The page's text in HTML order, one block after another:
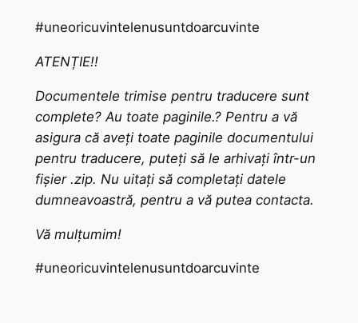
#uneoricuvintelenusuntdoarcuvinte
ATENȚIE!!
Documentele trimise pentru traducere sunt
complete? Au toate paginile.? Pentru a vă
asigura că aveți toate paginile documentului
pentru traducere, puteți să le arhivați într-un
fișier .zip. Nu uitați să completați datele
dumneavoastră, pentru a vă putea contacta.
Vă mulțumim!
#uneoricuvintelenusuntdoarcuvinte